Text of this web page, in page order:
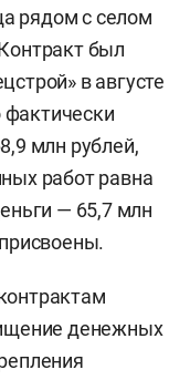
рядом с селом
был
в августе
фактически
млн рублей,
работ равна
— 65,7 млн
денежных